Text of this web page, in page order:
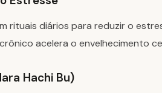
rituais diários para reduzir o
acelera o envelhecimento
Hachi Bu)